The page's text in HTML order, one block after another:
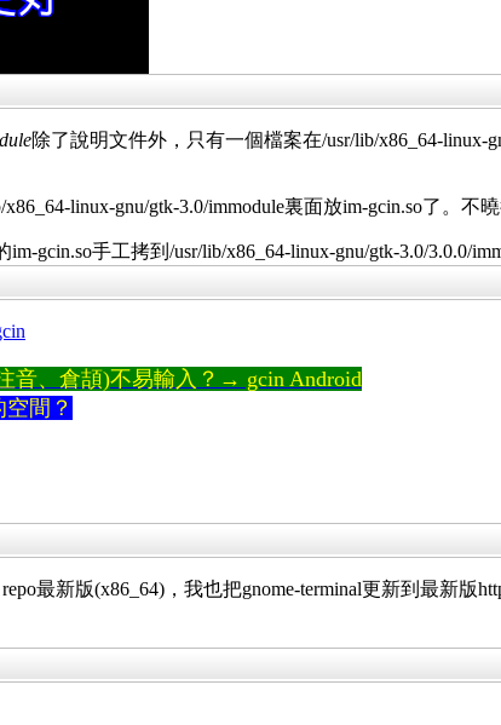
除了說明文件外，只有一個檔案在/usr/lib/x86_64-linux-
linux-gnu/gtk-3.0/immodule裏面放im-gcin.so了。不
im-gcin.so手工拷到/usr/lib/x86_64-linux-gnu/gtk-3.0/3.0.0/
音、倉頡)不易輸入？→ gcin Android
間？
最新版(x86_64)，我也把gnome-terminal更新到最新版